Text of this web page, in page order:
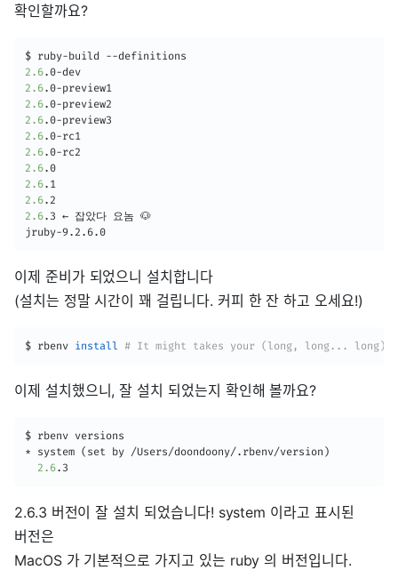
확인할까요?
2.6
2.6
2.6
2.6
2.6
2.6
2.6
2.6
2.6
2.6.3 ← 잡았다 요놈 🐶
jruby-9.2.6.0
이제 준비가 되었으니 설치합니다
(설치는 정말 시간이 꽤 걸립니다. 커피 한 잔 하고 오세요!)
$ rbenv install # It might takes your (long, long... long)
이제 설치했으니, 잘 설치 되었는지 확인해 볼까요?
$ rbenv versions
* system ( set by /Users/doondoony/.rbenv/version )
2.6.3
2.6.3 버전이 잘 설치 되었습니다! system 이라고 표시된
버전은
MacOS 가 기본적으로 가지고 있는 ruby 의 버전입니다.